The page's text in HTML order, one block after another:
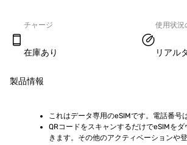
チャージ
在庫あり
使用状況
リアル
製品情報
これはデータ専用のeSIMです。電話番号
QRコードをスキャンするだけでeSIMを
きます。その他のアクティベーションや